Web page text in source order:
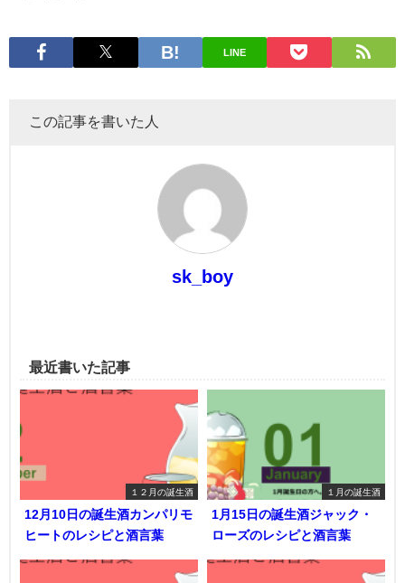
LINE
この記事を書いた人
sk_boy
最近書いた記事
１２月の誕生酒
12月10日の誕生酒カンパリモ
ヒートのレシピと酒言葉
１月の誕生酒
1月15日の誕生酒ジャック・
ローズのレシピと酒言葉